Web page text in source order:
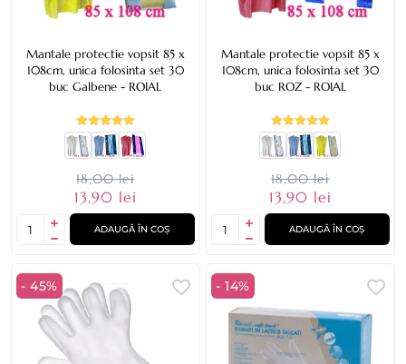
Mantale protectie vopsit 85 x
108cm, unica folosinta set 30
buc Galbene - ROIAL
18,00 lei
13,90 lei
ADAUGĂ ÎN COȘ
Mantale protectie vopsit 85 x
108cm, unica folosinta set 30
buc ROZ - ROIAL
18,00 lei
13,90 lei
ADAUGĂ ÎN COȘ
- 45% - 14%